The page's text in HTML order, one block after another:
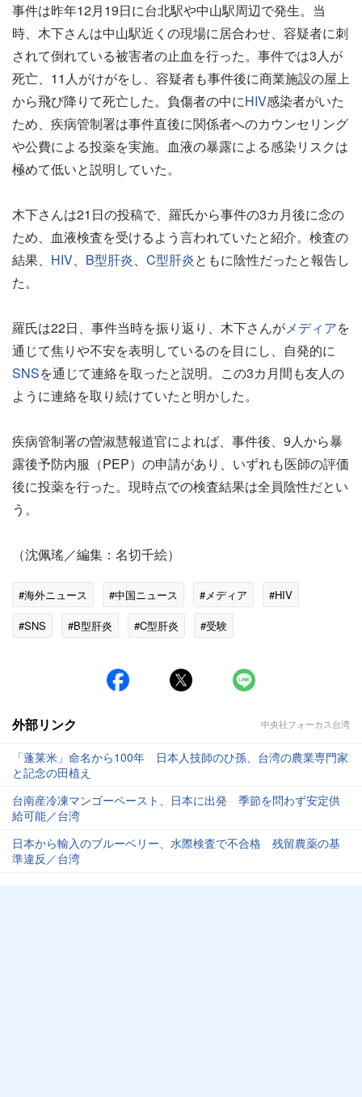
事件は昨年12月19日に台北駅や中山駅周辺で発生。当
時、木下さんは中山駅近くの現場に居合わせ、容疑者に刺
されて倒れている被害者の止血を行った。事件では3人が
死亡、11人がけがをし、容疑者も事件後に商業施設の屋上
から飛び降りて死亡した。負傷者の中にHIV感染者がいた
ため、疾病管制署は事件直後に関係者へのカウンセリング
や公費による投薬を実施。血液の暴露による感染リスクは
極めて低いと説明していた。
木下さんは21日の投稿で、羅氏から事件の3カ月後に念の
ため、血液検査を受けるよう言われていたと紹介。検査の
結果、 HIV、 B型肝炎、 C型肝炎ともに陰性だったと報告し
た。
羅氏は22日、事件当時を振り返り、木下さんがメディアを
通じて焦りや不安を表明しているのを目にし、自発的に
SNSを通じて連絡を取ったと説明。この3カ月間も友人の
ように連絡を取り続けていたと明かした。
疾病管制署の曽淑慧報道官によれば、事件後、9人から暴
露後予防内服（PEP）の申請があり、いずれも医師の評価
後に投薬を行った。現時点での検査結果は全員陰性だとい
う。
（沈佩瑤／編集：名切千絵）
#海外ニュース #中国ニュース #メディア
#HIV
#SNS
#B型肝炎 #C型肝炎 #受験
外部リンク 中央社フォーカス台湾
「蓬莱米」命名から100年 日本人技師のひ孫、台湾の農業専門家
と記念の田植え
台南産冷凍マンゴーペースト、日本に出発 季節を問わず安定供
給可能／台湾
日本から輸入のブルーベリー、水際検査で不合格 残留農薬の基
準違反／台湾